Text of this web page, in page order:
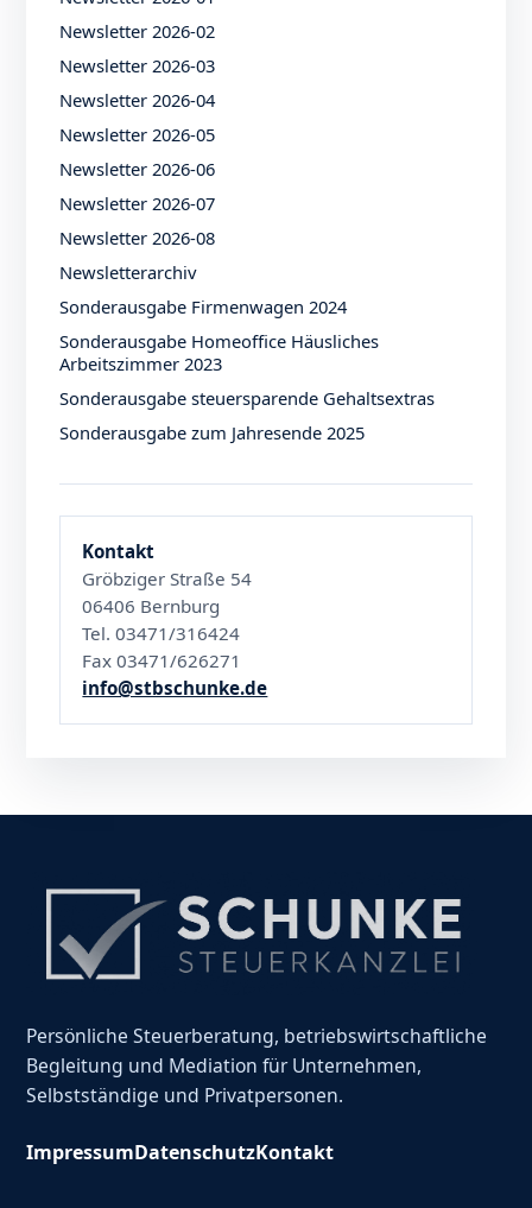
Newsletter 2026-02
Newsletter 2026-03
Newsletter 2026-04
Newsletter 2026-05
Newsletter 2026-06
Newsletter 2026-07
Newsletter 2026-08
Newsletterarchiv
Sonderausgabe Firmenwagen 2024
Sonderausgabe Homeoffice Häusliches
Arbeitszimmer 2023
Sonderausgabe steuersparende Gehaltsextras
Sonderausgabe zum Jahresende 2025
Kontakt
Gröbziger Straße 54
06406 Bernburg
Tel. 03471/316424
Fax 03471/626271
info@stbschunke.de
Persönliche Steuerberatung, betriebswirtschaftliche
Begleitung und Mediation für Unternehmen,
Selbstständige und Privatpersonen.
ImpressumDatenschutzKontakt